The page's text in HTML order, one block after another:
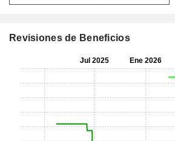
Revisiones de Beneficios